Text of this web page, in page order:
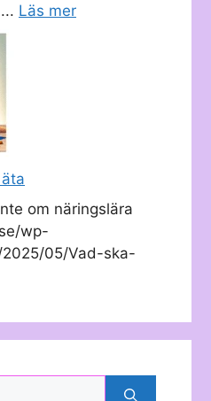
Läs mer
om näringslära
wp-
05/Vad-ska-